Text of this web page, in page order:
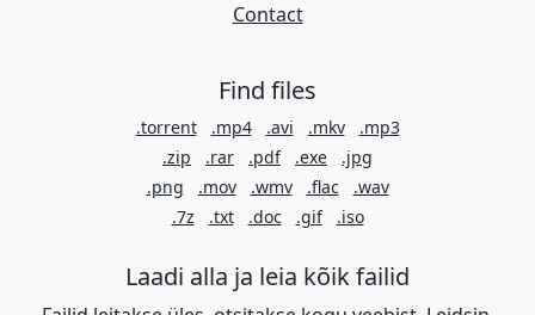
Contact
Find files
.torrent .mp4 .avi .mkv
.mp3
.zip
.rar .pdf .exe
.jpg
.png
.mov .wmv .flac
.wav
.7z
.txt .doc .gif .iso
Laadi alla ja leia kõik failid